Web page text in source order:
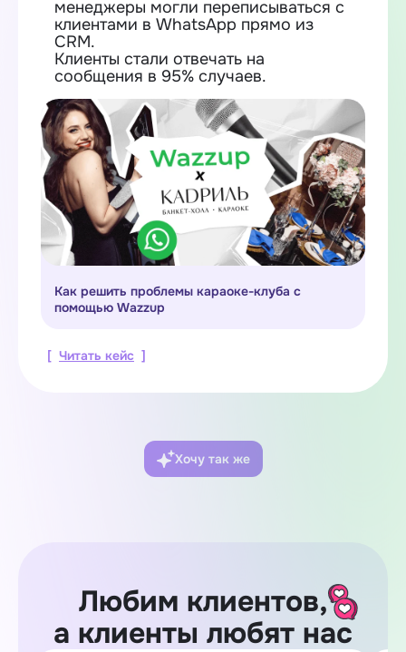
Как решить проблемы караоке-клуба с
помощью Wazzup
менеджеры могли переписываться с
клиентами в WhatsApp прямо из
CRM.
Клиенты стали отвечать на
сообщения в 95% случаев.
[ Читать кейс ]
Хочу так же
Любим клиентов,
а клиенты любят нас